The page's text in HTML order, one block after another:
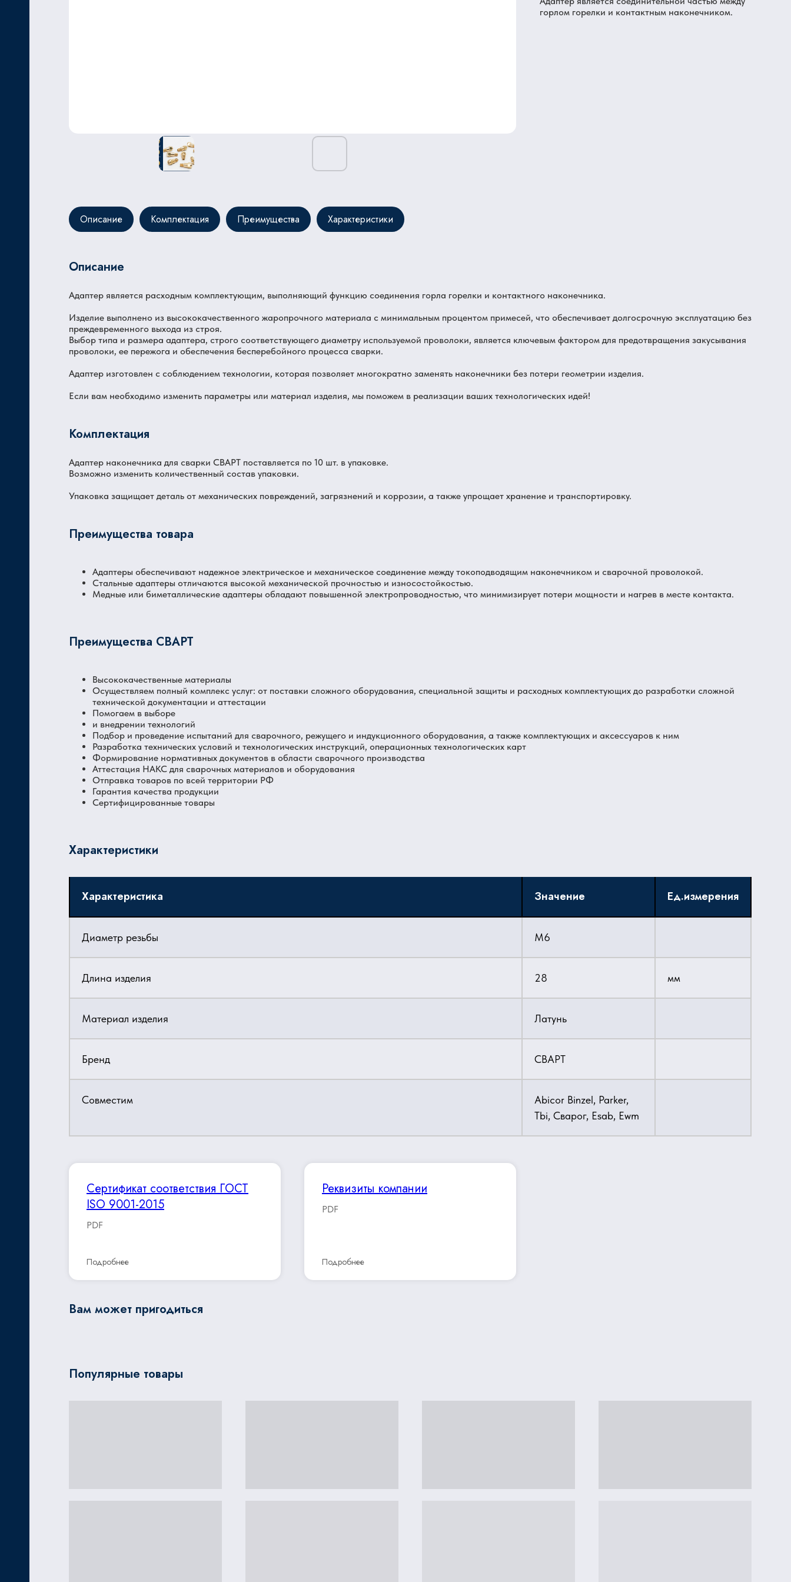
горлом горелки и контактным наконечником.
Описание Комплектация Преимущества Характеристики
Описание
Адаптер является расходным комплектующим, выполняющий функцию соединения горла горелки и контактного наконечника.
Изделие выполнено из высококачественного жаропрочного материала с минимальным процентом примесей, что обеспечивает долгосрочную эксплуатацию без
преждевременного выхода из строя.
Выбор типа и размера адаптера, строго соответствующего диаметру используемой проволоки, является ключевым фактором для предотвращения закусывания
проволоки, ее пережога и обеспечения бесперебойного процесса сварки.
Адаптер изготовлен с соблюдением технологии, которая позволяет многократно заменять наконечники без потери геометрии изделия.
Если вам необходимо изменить параметры или материал изделия, мы поможем в реализации ваших технологических идей!
Комплектация
Адаптер наконечника для сварки СВАРТ поставляется по 10 шт. в упаковке.
Возможно изменить количественный состав упаковки.
Упаковка защищает деталь от механических повреждений, загрязнений и коррозии, а также упрощает хранение и транспортировку.
Преимущества товара
Адаптеры обеспечивают надежное электрическое и механическое соединение между токоподводящим наконечником и сварочной проволокой.
Стальные адаптеры отличаются высокой механической прочностью и износостойкостью.
Медные или биметаллические адаптеры обладают повышенной электропроводностью, что минимизирует потери мощности и нагрев в месте контакта.
Преимущества СВАРТ
Высококачественные материалы
Осуществляем полный комплекс услуг: от поставки сложного оборудования, специальной защиты и расходных комплектующих до разработки сложной
технической документации и аттестации
Помогаем в выборе
и внедрении технологий
Подбор и проведение испытаний для сварочного, режущего и индукционного оборудования, а также комплектующих и аксессуаров к ним
Разработка технических условий и технологических инструкций, операционных технологических карт
Формирование нормативных документов в области сварочного производства
Аттестация НАКС для сварочных материалов и оборудования
Отправка товаров по всей территории РФ
Гарантия качества продукции
Сертифицированные товары
Характеристики
Характеристика Значение Ед.измерения
Диаметр резьбы M6
Длина изделия 28 мм
Материал изделия Латунь
Бренд СВАРТ
Совместим
Abicor Binzel, Parker,
Tbi, Сварог, Esab, Ewm
Сертификат соответствия ГОСТ
ISO 9001-2015
PDF
Подробнее
Реквизиты компании
PDF
Подробнее
Вам может пригодиться
Популярные товары